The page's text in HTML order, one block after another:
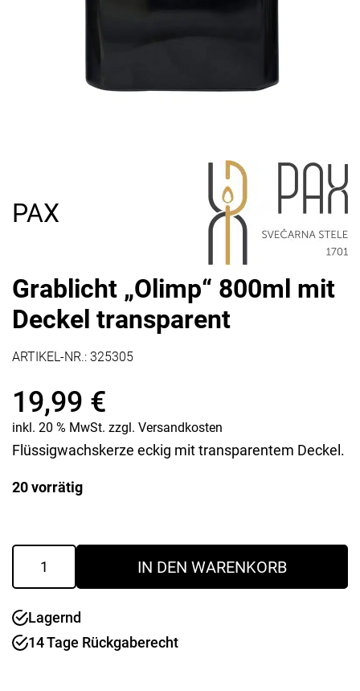
PAX
Grablicht „Olimp“ 800ml mit
Deckel transparent
ARTIKEL-NR.: 325305
19,99 €
inkl. 20 % MwSt. zzgl. Versandkosten
Flüssigwachskerze eckig mit transparentem Deckel.
20 vorrätig
Grablicht
"Olimp"
800ml
Deckel
transparent
Menge
IN DEN WARENKORB
Lagernd
14 Tage Rückgaberecht